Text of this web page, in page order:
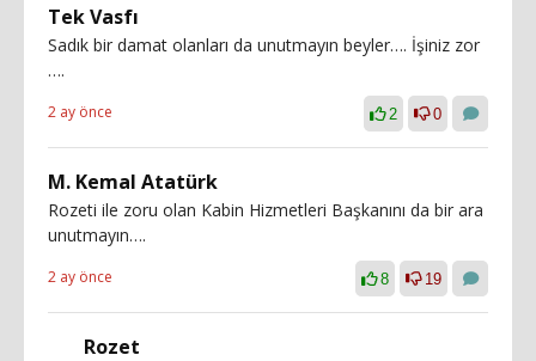
Tek Vasfı
Sadık bir damat olanları da unutmayın beyler…. İşiniz zor
….
2 ay önce 2 0
M. Kemal Atatürk
Rozeti ile zoru olan Kabin Hizmetleri Başkanını da bir ara
unutmayın….
2 ay önce 8 19
Rozet